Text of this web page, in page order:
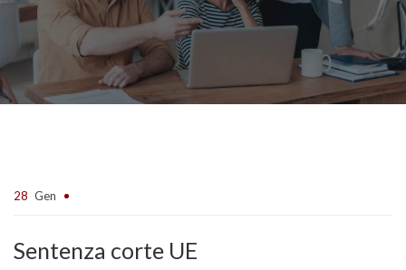
28 Gen
Sentenza corte UE